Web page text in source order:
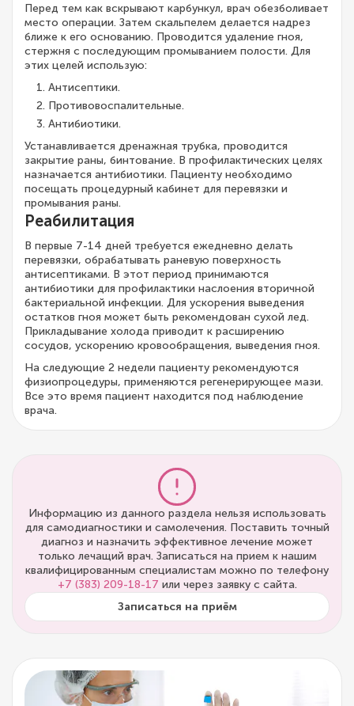
Перед тем как вскрывают карбункул, врач обезболивает
место операции. Затем скальпелем делается надрез
ближе к его основанию. Проводится удаление гноя,
стержня с последующим промыванием полости. Для
этих целей использую:
Антисептики.
Противовоспалительные.
Антибиотики.
Устанавливается дренажная трубка, проводится
закрытие раны, бинтование. В профилактических целях
назначается антибиотики. Пациенту необходимо
посещать процедурный кабинет для перевязки и
промывания раны.
Реабилитация
В первые 7-14 дней требуется ежедневно делать
перевязки, обрабатывать раневую поверхность
антисептиками. В этот период принимаются
антибиотики для профилактики наслоения вторичной
бактериальной инфекции. Для ускорения выведения
остатков гноя может быть рекомендован сухой лед.
Прикладывание холода приводит к расширению
сосудов, ускорению кровообращения, выведения гноя.
На следующие 2 недели пациенту рекомендуются
физиопроцедуры, применяются регенерирующее мази.
Все это время пациент находится под наблюдение
врача.
Информацию из данного раздела нельзя использовать
для самодиагностики и самолечения. Поставить точный
диагноз и назначить эффективное лечение может
только лечащий врач. Записаться на прием к нашим
квалифицированным специалистам можно по телефону
+7 (383) 209-18-17 или через заявку с сайта.
Записаться на приём